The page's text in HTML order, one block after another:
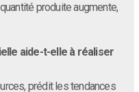
produite augmente,
aide-t-elle à réaliser
prédit les tendances